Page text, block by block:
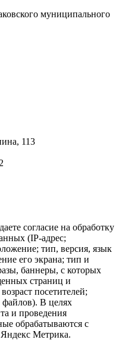
муниципального
113
согласие на обработку
(IP-адрес;
тип, версия, язык
его экрана; тип и
баннеры, с которых
страниц и
посетителей;
файлов). В целях
и проведения
обрабатываются с
Яндекс Метрика.